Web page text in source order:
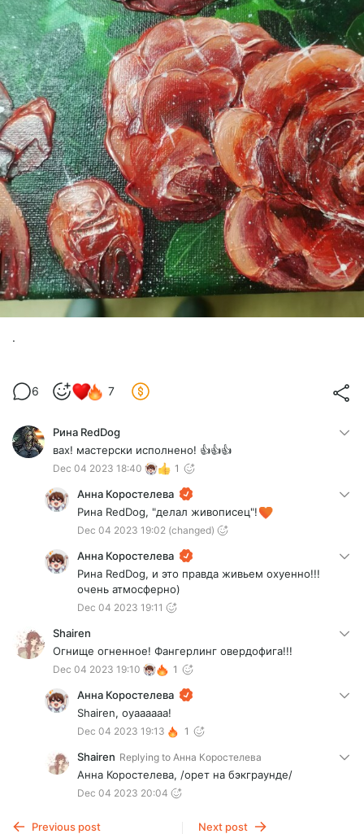
.
6 7
Рина RedDog
вах! мастерски исполнено! 👍👍👍
Dec 04 2023 18:40 1
Анна Коростелева
Рина RedDog, "делал живописец"!
Dec 04 2023 19:02 (changed)
Анна Коростелева
Рина RedDog, и это правда живьем охуенно!!!
очень атмосферно)
Dec 04 2023 19:11
Shairen
Огнище огненное! Фангерлинг овердофига!!!
Dec 04 2023 19:10 1
Анна Коростелева
Shairen, оуаааааа!
Dec 04 2023 19:13 1
Shairen Replying to Анна Коростелева
Анна Коростелева, /орет на бэкграунде/
Dec 04 2023 20:04
Previous post Next post